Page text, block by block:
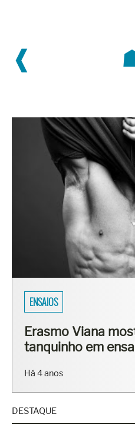
❰
ENSAIOS
Erasmo Viana
tanquinho em
Há 4 anos
DESTAQUE